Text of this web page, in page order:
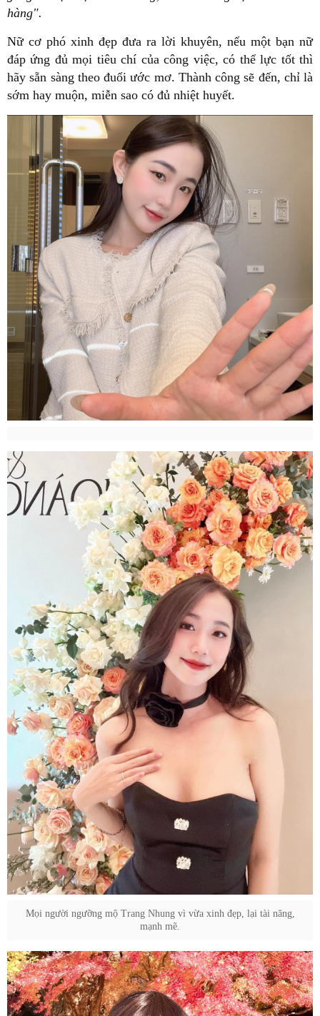
hàng".
Nữ cơ phó xinh đẹp đưa ra lời khuyên, nếu một bạn nữ
đáp ứng đủ mọi tiêu chí của công việc, có thể lực tốt thì
hãy sẵn sàng theo đuổi ước mơ. Thành công sẽ đến, chỉ là
sớm hay muộn, miễn sao có đủ nhiệt huyết.
Mọi người ngưỡng mộ Trang Nhung vì vừa xinh đẹp, lại tài năng,
mạnh mẽ.